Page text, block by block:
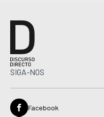
SIGA-NOS
Facebook